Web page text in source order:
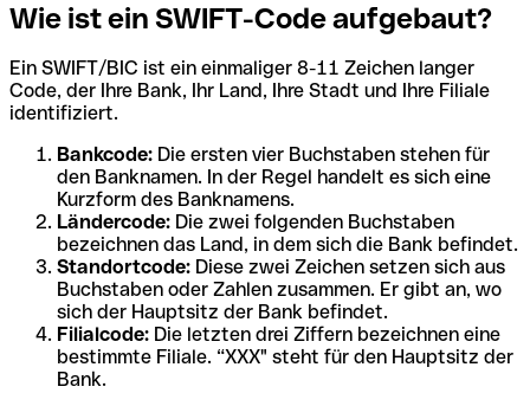
Wie ist ein SWIFT-Code aufgebaut?
Ein SWIFT/BIC ist ein einmaliger 8-11 Zeichen langer
Code, der Ihre Bank, Ihr Land, Ihre Stadt und Ihre Filiale
identifiziert.
Bankcode: Die ersten vier Buchstaben stehen für
den Banknamen. In der Regel handelt es sich eine
Kurzform des Banknamens.
Ländercode: Die zwei folgenden Buchstaben
bezeichnen das Land, in dem sich die Bank befindet.
Standortcode: Diese zwei Zeichen setzen sich aus
Buchstaben oder Zahlen zusammen. Er gibt an, wo
sich der Hauptsitz der Bank befindet.
Filialcode: Die letzten drei Ziffern bezeichnen eine
bestimmte Filiale. “XXX" steht für den Hauptsitz der
Bank.